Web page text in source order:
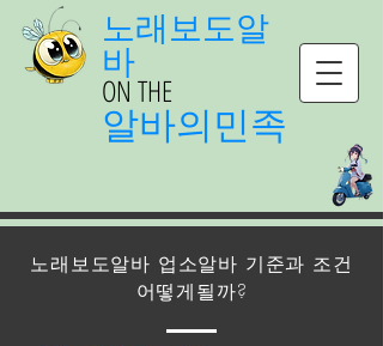
노래보도알
바
ON THE
알바의민족
노래보도알바 업소알바 기준과 조건
어떻게될까?